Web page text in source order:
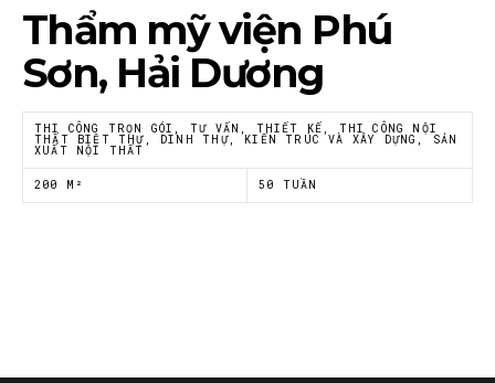
Tôi đồng ý với
Á Đông
Thẩm mỹ viện Phú
Sơn, Hải Dương
THI CÔNG TRỌN GÓI, TƯ VẤN, THIẾT KẾ, THI CÔNG NỘI
THẤT BIỆT THỰ, DINH THỰ, KIẾN TRÚC VÀ XÂY DỰNG, SẢN
XUẤT NỘI THẤT
200 M² 50 TUẦN